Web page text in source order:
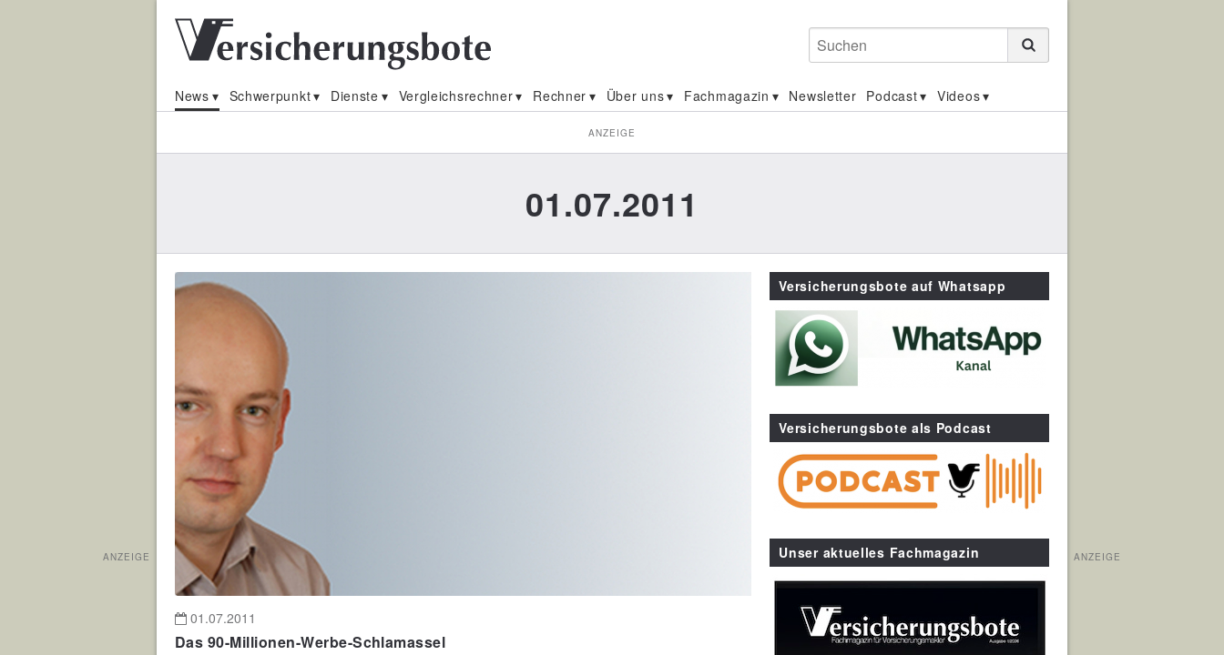
Suchen
News Schwerpunkt Dienste Vergleichsrechner Rechner Über uns Fachmagazin Newsletter Podcast Videos
ANZEIGE
01.07.2011
01.07.2011
Das 90-Millionen-Werbe-Schlamassel
Versicherungsbote auf Whatsapp
Versicherungsbote als Podcast
Unser aktuelles Fachmagazin
ANZEIGE ANZEIGE